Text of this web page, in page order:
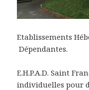
Etablissements
Dépendantes.
E.H.P.A.D. Saint
individuelles pour